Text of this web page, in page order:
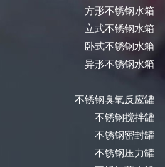
方形不锈钢水箱
立式不锈钢水箱
卧式不锈钢水箱
异形不锈钢水箱
不锈钢臭氧反应罐
不锈钢搅拌罐
不锈钢密封罐
不锈钢压力罐